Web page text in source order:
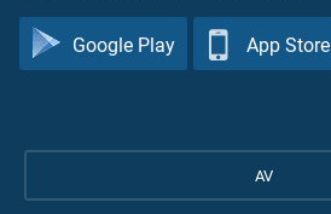
Google Play App Store
AV